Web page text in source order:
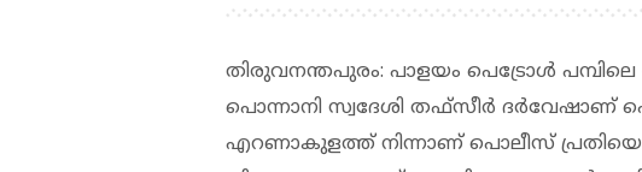
തിരുവനന്തപുരം: പാളയം പെട്രോള്‍
പൊന്നാനി സ്വദേശി തഫ്‌സീര്‍ ദര്‍വേഷാണ്
എറണാകുളത്ത് നിന്നാണ് പൊലീസ്